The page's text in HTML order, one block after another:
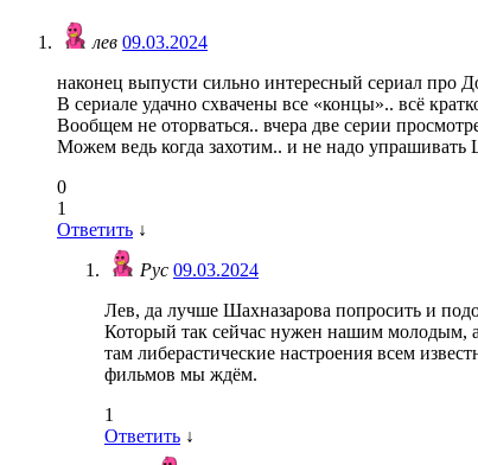
лев 09.03.2024
наконец выпусти сильно интересный сериал про
В сериале удачно схвачены все «концы».. всё
Вообщем не оторваться.. вчера две серии
Можем ведь когда захотим.. и не надо упрашивать
0
1
Ответить ↓
Рус 09.03.2024
Лев, да лучше Шахназарова попросить и
Который так сейчас нужен нашим молодым, а
там либерастические настроения всем
фильмов мы ждём.
1
Ответить ↓